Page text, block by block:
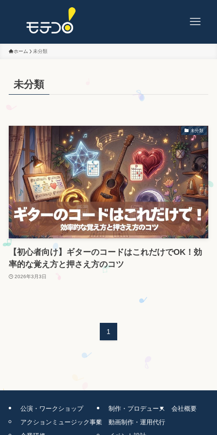
ホーム 未分類
未分類
未分類
【初心者向け】ギターのコードはこれだけでOK！効
率的な覚え方と押さえ方のコツ
2026年3月3日
1
公演・ワークショップ
アクションミュージック事業
制作・プロデュース
動画制作・運用代行
会社概要